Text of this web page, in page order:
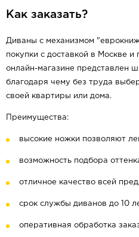
Как заказать?
Диваны с механизмом
покупки с доставкой в Москве и
онлайн-магазине представлен
благодаря чему без труда
своей квартиры или дома.
Преимущества:
высокие ножки позволяют
возможность подбора
отличное качество всей
срок службы диванов до 10
оперативная обработка